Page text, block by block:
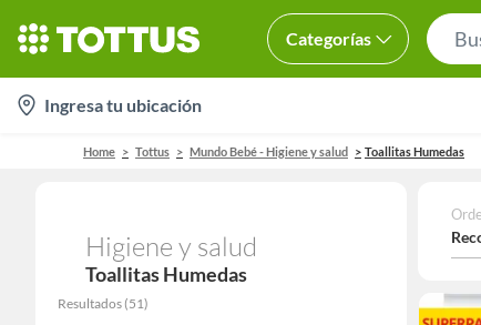
Categorías
location-
icon
Ingresa tu ubicación
Home Tottus Mundo Bebé - Higiene y salud Toallitas Humedas
Higiene y salud
Toallitas Humedas
Resultados (51)